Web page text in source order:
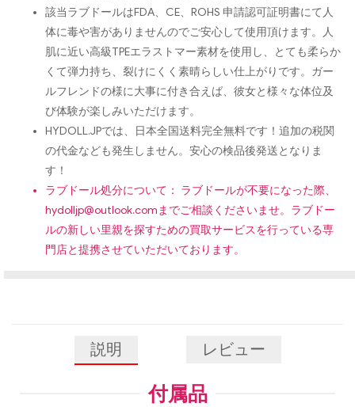
該当ラブドールはFDA、CE、ROHS 申請認可証明書にて人
体に毒や害がありませんのでご安心して使用頂けます。人
肌に近い高級TPEエラストマー素材を使用し、とても柔らか
くて弾力持ち、裂けにくく素晴らしい仕上がりです。ガー
ルフレンドの様に大事に付き合えば、彼女と様々な体位及
び体験が楽しみいただけます。
HYDOLL.JPでは、日本全国送料完全無料です！追加の税関
の代金なども発生しません。安心の検品後発送となりま
す！
ラブドール処分について： ラブドールが不要になった際、
hydolljp@outlook.comまでご相談くださいませ。ラブドー
ルの新しい里親を探すための買取サービスを行っている専
門店と提携させていただいております。
説明 レビュー
付属品